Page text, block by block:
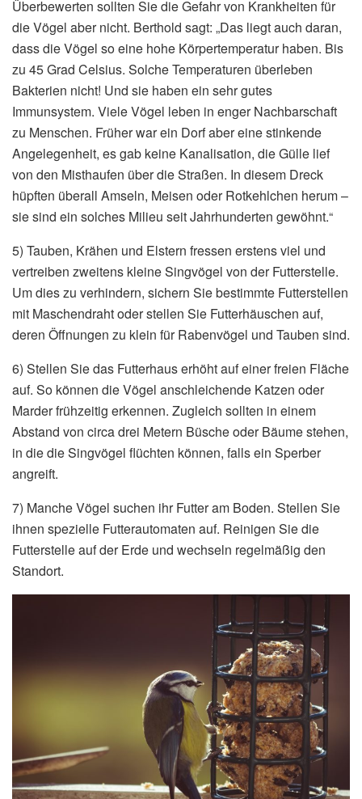
Überbewerten sollten Sie die Gefahr von Krankheiten für
die Vögel aber nicht. Berthold sagt: „Das liegt auch daran,
dass die Vögel so eine hohe Körpertemperatur haben. Bis
zu 45 Grad Celsius. Solche Temperaturen überleben
Bakterien nicht! Und sie haben ein sehr gutes
Immunsystem. Viele Vögel leben in enger Nachbarschaft
zu Menschen. Früher war ein Dorf aber eine stinkende
Angelegenheit, es gab keine Kanalisation, die Gülle lief
von den Misthaufen über die Straßen. In diesem Dreck
hüpften überall Amseln, Meisen oder Rotkehlchen herum –
sie sind ein solches Milieu seit Jahrhunderten gewöhnt.“
5) Tauben, Krähen und Elstern fressen erstens viel und
vertreiben zweitens kleine Singvögel von der Futterstelle.
Um dies zu verhindern, sichern Sie bestimmte Futterstellen
mit Maschendraht oder stellen Sie Futterhäuschen auf,
deren Öffnungen zu klein für Rabenvögel und Tauben sind.
6) Stellen Sie das Futterhaus erhöht auf einer freien Fläche
auf. So können die Vögel anschleichende Katzen oder
Marder frühzeitig erkennen. Zugleich sollten in einem
Abstand von circa drei Metern Büsche oder Bäume stehen,
in die die Singvögel flüchten können, falls ein Sperber
angreift.
7) Manche Vögel suchen ihr Futter am Boden. Stellen Sie
ihnen spezielle Futterautomaten auf. Reinigen Sie die
Futterstelle auf der Erde und wechseln regelmäßig den
Standort.